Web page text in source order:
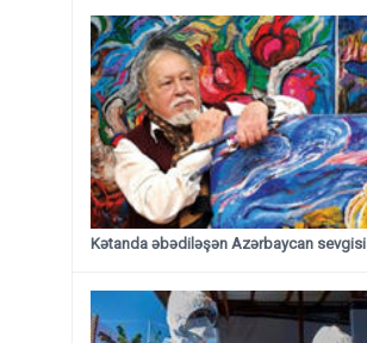
Kətanda əbədiləşən Azərbaycan sevgisi